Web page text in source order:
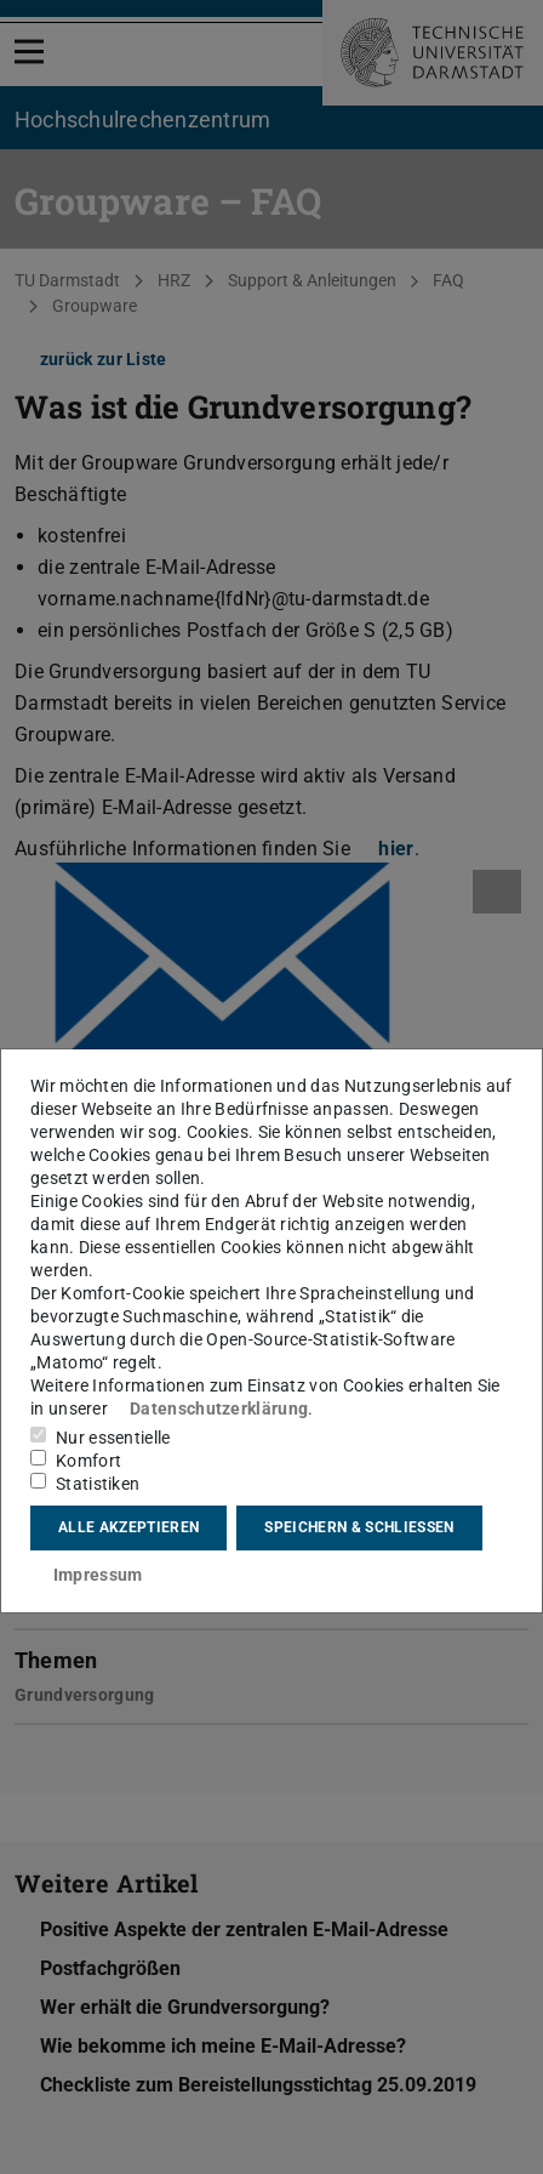
Menü öffnen
Hochschul­rechenzentrum
Groupware – FAQ
Sie befinden sich hier:
TU Darmstadt HRZ Support & Anleitungen
FAQ
Groupware
zurück zur Liste
Was ist die Grundversorgung?
Mit der Groupware Grundversorgung erhält jede/r
Beschäftigte
kostenfrei
die zentrale E-Mail-Adresse
vorname.nachname{lfdNr}@tu-darmstadt.de
ein persönliches Postfach der Größe S (2,5 GB)
Die Grundversorgung basiert auf der in dem TU
Darmstadt bereits in vielen Bereichen genutzten Service
Groupware.
Die zentrale E-Mail-Adresse wird aktiv als Versand
(primäre) E-Mail-Adresse gesetzt.
Ausführliche Informationen finden Sie
hier.
KONTAKT
Themen
Grundversorgung
Weitere Artikel
Positive Aspekte der zentralen E-Mail-Adresse
Postfachgrößen
Wer erhält die Grundversorgung?
Wie bekomme ich meine E-Mail-Adresse?
Checkliste zum Bereistellungsstichtag 25.09.2019
Wir möchten die Informationen und das Nutzungserlebnis auf
dieser Webseite an Ihre Bedürfnisse anpassen. Deswegen
verwenden wir sog. Cookies. Sie können selbst entscheiden,
welche Cookies genau bei Ihrem Besuch unserer Webseiten
gesetzt werden sollen.
Einige Cookies sind für den Abruf der Website notwendig,
damit diese auf Ihrem Endgerät richtig anzeigen werden
kann. Diese essentiellen Cookies können nicht abgewählt
werden.
Der Komfort-Cookie speichert Ihre Spracheinstellung und
bevorzugte Suchmaschine, während „Statistik“ die
Auswertung durch die Open-Source-Statistik-Software
„Matomo“ regelt.
Weitere Informationen zum Einsatz von Cookies erhalten Sie
in unserer
Datenschutzerklärung.
Nur essentielle
Komfort
Statistiken
ALLE AKZEPTIEREN SPEICHERN & SCHLIESSEN
Impressum